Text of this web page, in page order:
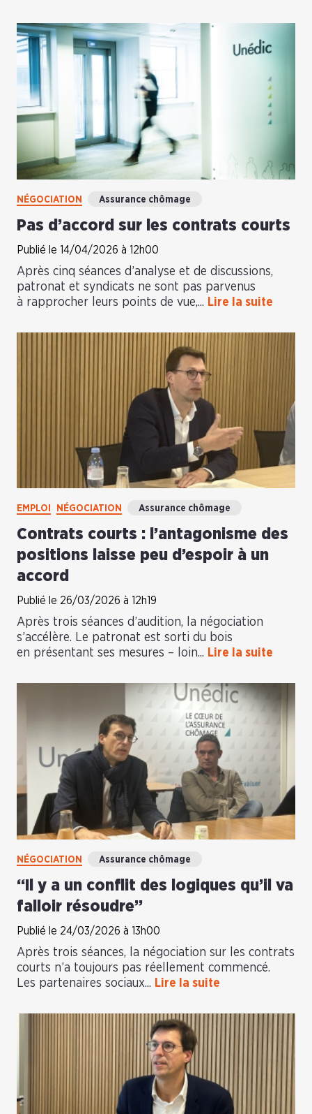
NÉGOCIATION Assurance chômage
Pas d’accord sur les contrats courts
Publié le 14/04/2026 à 12h00
Après cinq séances d’analyse et de discussions,
patronat et syndicats ne sont pas parvenus
à rapprocher leurs points de vue,... Lire la suite
EMPLOI NÉGOCIATION Assurance chômage
Contrats courts : l’antagonisme des
positions laisse peu d’espoir à un
accord
Publié le 26/03/2026 à 12h19
Après trois séances d’audition, la négociation
s’accélère. Le patronat est sorti du bois
en présentant ses mesures – loin... Lire la suite
NÉGOCIATION Assurance chômage
“Il y a un conflit des logiques qu’il va
falloir résoudre”
Publié le 24/03/2026 à 13h00
Après trois séances, la négociation sur les contrats
courts n’a toujours pas réellement commencé.
Les partenaires sociaux... Lire la suite